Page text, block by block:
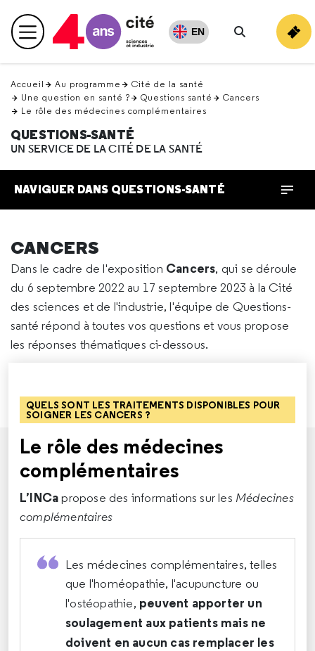
en
haut Menu principal EN
Rechercher
Accueil Au programme
Cité de la santé
Une question en santé ?
Questions santé
Cancers
Le rôle des médecines complémentaires
QUESTIONS-SANTÉ
UN SERVICE DE LA CITÉ DE LA SANTÉ
NAVIGUER DANS QUESTIONS-SANTÉ
CANCERS
Dans le cadre de l'exposition Cancers, qui se déroule
du 6 septembre 2022 au 17 septembre 2023 à la Cité
des sciences et de l'industrie, l'équipe de Questions-
santé répond à toutes vos questions et vous propose
les réponses thématiques ci-dessous.
QUELS SONT LES TRAITEMENTS DISPONIBLES POUR
SOIGNER LES CANCERS ?
Le rôle des médecines
complémentaires
L’INCapropose des informations sur les Médecines
complémentaires
Les médecines complémentaires, telles
que l'homéopathie, l'acupuncture ou
l'ostéopathie, peuvent apporter un
soulagement aux patients mais ne
doivent en aucun cas remplacer les